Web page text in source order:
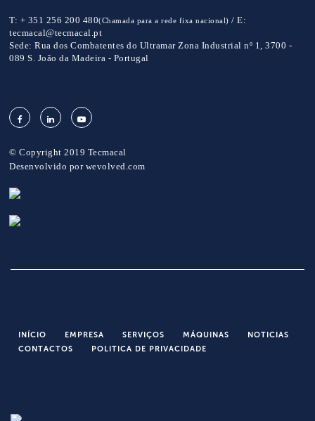
T: + 351 256 200 480(Chamada para a rede fixa nacional) /E:
tecmacal@tecmacal.pt
Sede: Rua dos Combatentes do Ultramar Zona Industrial nº 1, 3700 -
089 S. João da Madeira - Portugal
© Copyright 2019 Tecmacal
Desenvolvido por wevolved.com
INÍCIO EMPRESA SERVIÇOS MÁQUINAS
NOTICIAS
CONTACTOS
POLITICA DE PRIVACIDADE